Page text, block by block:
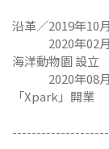
沿革／2019年10
2020年02月
海洋動物園 設立
2020年08月
「Xpark」開業